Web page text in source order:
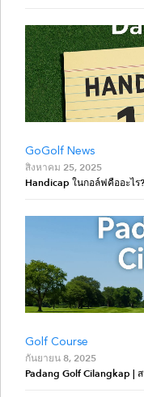
GoGolf News
สิงหาคม 25, 2025
Handicap ในกอล์ฟคืออะไร?
Golf Course
กันยายน 8, 2025
Padang Golf Cilangkap |